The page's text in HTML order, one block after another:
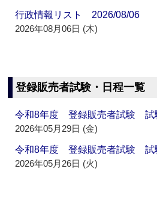
行政情報リスト 2026/08/06
2026年08月06日 (木)
登録販売者試験・日程一覧
令和8年度 登録販売者試験 試
2026年05月29日 (金)
令和8年度 登録販売者試験 試
2026年05月26日 (火)